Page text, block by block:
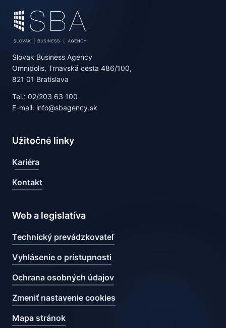
Slovak Business Agency
Omnipolis, Trnavská cesta 486/100,
821 01 Bratislava
Tel.: 02/203 63 100
E-mail: info@sbagency.sk
Užitočné linky
Kariéra
Kontakt
Web a legislatíva
Technický prevádzkovateľ
Vyhlásenie o prístupnosti
Ochrana osobných údajov
Zmeniť nastavenie cookies
Mapa stránok